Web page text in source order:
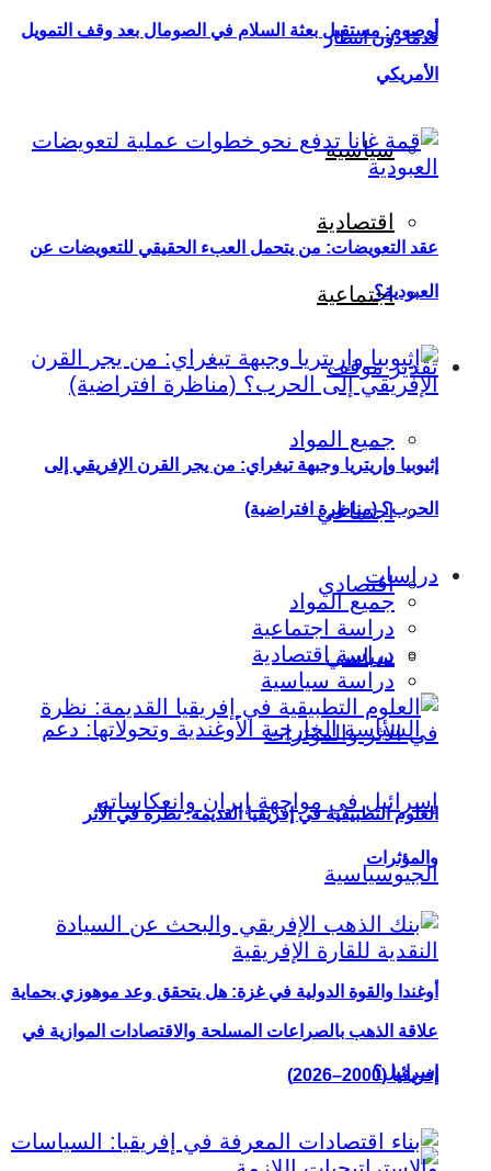
قدمًا دون انتظار
سياسية
اقتصادية
اجتماعية
تقدير موقف
جميع المواد
اجتماعي
اقتصادي
سياسي
أوغندا والقوة الدولية في غزة: هل يتحقق وعد موهوزي بحماية
إسرائيل؟
أوصوم: مستقبل بعثة السلام في الصومال بعد وقف التمويل
الأمريكي
عقد التعويضات: من يتحمل العبء الحقيقي للتعويضات عن
العبودية؟
إثيوبيا وإريتريا وجبهة تيغراي: من يجر القرن الإفريقي إلى
الحرب؟ (مناظرة افتراضية)
دراسات
جميع المواد
دراسة اجتماعية
دراسة اقتصادية
دراسة سياسية
العلوم التطبيقية في إفريقيا القديمة: نظرة في الأثر
والمؤثرات
علاقة الذهب بالصراعات المسلحة والاقتصادات الموازية في
إفريقيا (2000–2026)